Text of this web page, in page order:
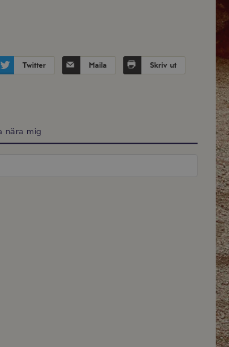
Twitter Maila Skriv ut
nära mig